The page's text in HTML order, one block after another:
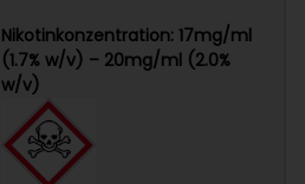
Nikotinkonzentration: 17mg/ml
(1.7% w/v) – 20mg/ml (2.0%
w/v)